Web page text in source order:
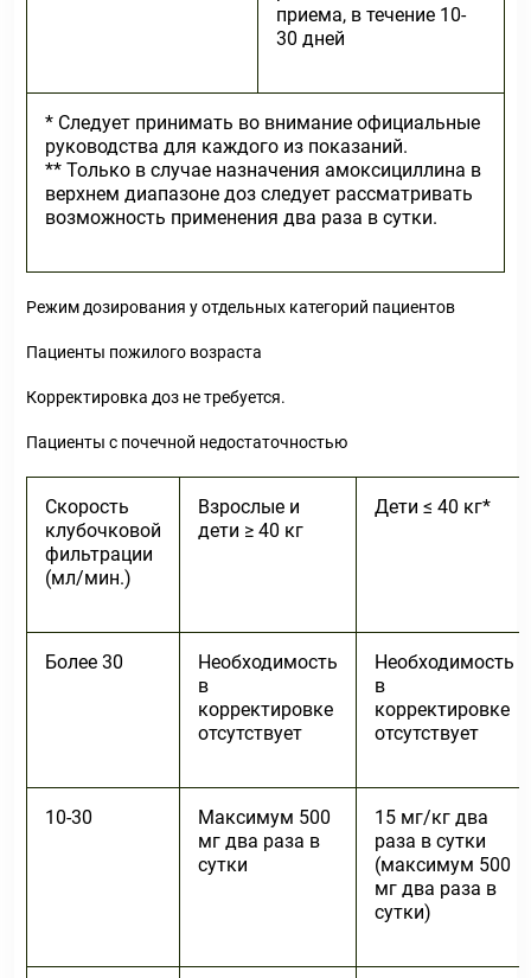
приема, в течение 10-
30 дней
* Следует принимать во внимание официальные
руководства для каждого из показаний.
** Только в случае назначения амоксициллина в
верхнем диапазоне доз следует рассматривать
возможность применения два раза в сутки.
Режим дозирования у отдельных категорий пациентов
Пациенты пожилого возраста
Корректировка доз не требуется.
Пациенты с почечной недостаточностью
Скорость
клубочковой
фильтрации
(мл/мин.)
Взрослые и
дети ≥ 40 кг
Дети ≤ 40 кг*
Более 30
Необходимость
в
корректировке
отсутствует
Необходимость
в
корректировке
отсутствует
10-30
Максимум 500
мг два раза в
сутки
15 мг/кг два
раза в сутки
(максимум 500
мг два раза в
сутки)